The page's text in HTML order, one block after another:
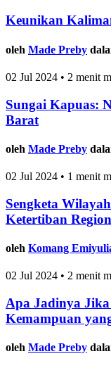
Keunikan
oleh Made Preby
02 Jul 2024 • 2 menit
Sungai Kapuas:
Barat
oleh Made Preby
02 Jul 2024 • 1 menit
Sengketa
Ketertiban
oleh Komang
02 Jul 2024 • 2 menit
Apa Jadinya
Kemampuan
oleh Made Preby